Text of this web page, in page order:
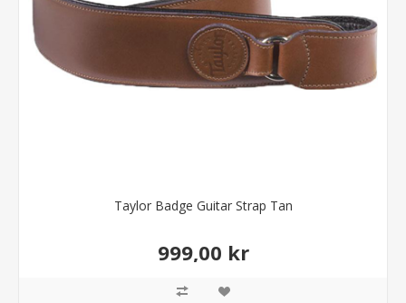
Taylor Badge Guitar Strap Tan
999,00 kr